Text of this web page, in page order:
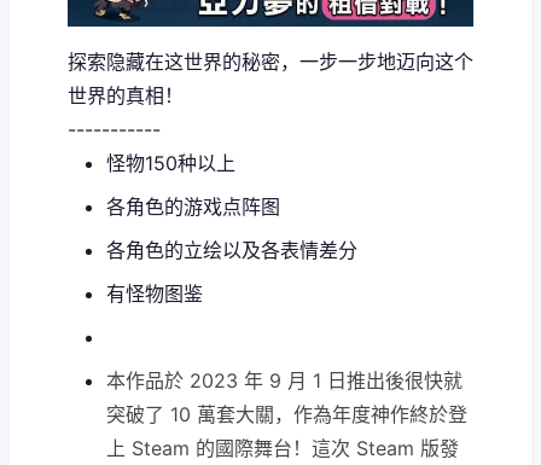
探索隐藏在这世界的秘密，一步一步地迈向这个
世界的真相！
-----------
怪物150种以上
各角色的游戏点阵图
各角色的立绘以及各表情差分
有怪物图鉴
本作品於 2023 年 9 月 1 日推出後很快就
突破了 10 萬套大關，作為年度神作終於登
上 Steam 的國際舞台！這次 Steam 版發